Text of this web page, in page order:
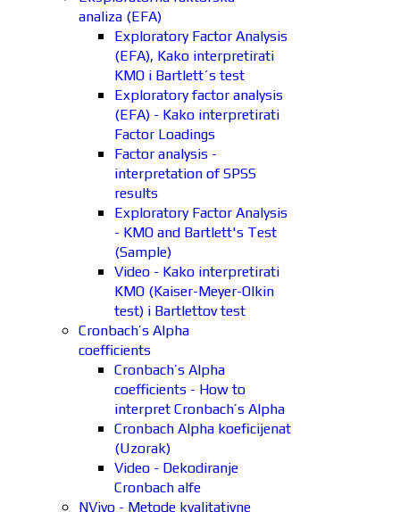
analiza (EFA)
Exploratory Factor Analysis
(EFA), Kako interpretirati
KMO i Bartlett´s test
Exploratory factor analysis
(EFA) - Kako interpretirati
Factor Loadings
Factor analysis -
interpretation of SPSS
results
Exploratory Factor Analysis
- KMO and Bartlett's Test
(Sample)
Video - Kako interpretirati
KMO (Kaiser-Meyer-Olkin
test) i Bartlettov test
Cronbach’s Alpha
coefficients
Cronbach’s Alpha
coefficients - How to
interpret Cronbach’s Alpha
Cronbach Alpha koeficijenat
(Uzorak)
Video - Dekodiranje
Cronbach alfe
NVivo - Metode kvalitativne